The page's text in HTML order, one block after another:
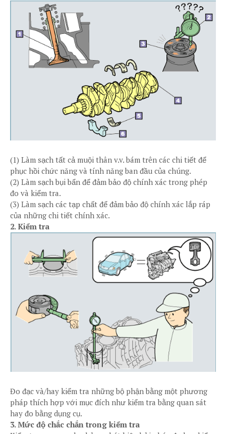
(1) Làm sạch tất cả muội thân v.v. bám trên các chi tiết để
phục hồi chức năng và tính năng ban đầu của chúng.
(2) Làm sạch bụi bẩn để đảm bảo độ chính xác trong phép
đo và kiểm tra.
(3) Làm sạch các tạp chất để đảm bảo độ chính xác lắp ráp
của những chi tiết chính xác.
2. Kiểm tra
Đo đạc và/hay kiểm tra những bộ phận bằng một phương
pháp thích hợp với mục đích như kiểm tra bằng quan sát
hay đo bằng dụng cụ.
3. Mức độ chắc chắn trong kiểm tra